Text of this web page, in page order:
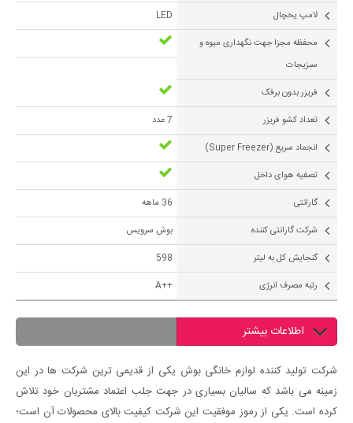
لامپ یخچال
LED
محفظه مجزا جهت نگهداری میوه و
سبزیجات
فریزر بدون برفک
تعداد کشو فریزر
7 عدد
انجماد سریع (Super Freezer)
تصفیه هوای داخل
گارانتی
36 ماهه
شرکت گارانتی کننده
بوش سرویس
گنجایش کل به لیتر
598
رتبه مصرف انرژی
++A
اطلاعات بیشتر
شرکت تولید کننده لوازم خانگی بوش یکی از قدیمی ترین شرکت ها در این
زمینه می باشد که سالیان بسیاری در جهت جلب اعتماد مشتریان خود تلاش
کرده است. یکی از رموز موفقیت این شرکت کیفیت بالای محصولات آن است؛